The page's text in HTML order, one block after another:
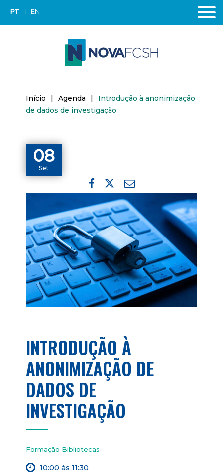
PT EN
Início | Agenda |
Introdução à anonimização
de dados de investigação
08
Set
INTRODUÇÃO À
ANONIMIZAÇÃO DE
DADOS DE
INVESTIGAÇÃO
Formação Bibliotecas
10:00 às 11:30